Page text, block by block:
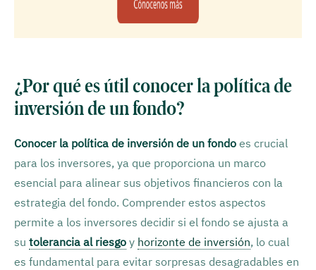
¿Por qué es útil conocer la política de
inversión de un fondo?
Conocer la política de inversión de un fondo es crucial
para los inversores, ya que proporciona un marco
esencial para alinear sus objetivos financieros con la
estrategia del fondo. Comprender estos aspectos
permite a los inversores decidir si el fondo se ajusta a
su tolerancia al riesgo y horizonte de inversión, lo cual
es fundamental para evitar sorpresas desagradables en